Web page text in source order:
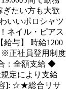
ぎたい方も大歓
いいポロシャツ
ネイル・ピアス
給与】 時給1200
※正社員登用制度
：全額支給 ◆
定により支給
容]: ☆★総合リサ